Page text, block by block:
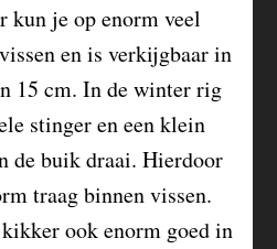
kun je op enorm veel
en is verkijgbaar in
15 cm. In de winter rig
stinger en een klein
de buik draai. Hierdoor
traag binnen vissen.
ook enorm goed in